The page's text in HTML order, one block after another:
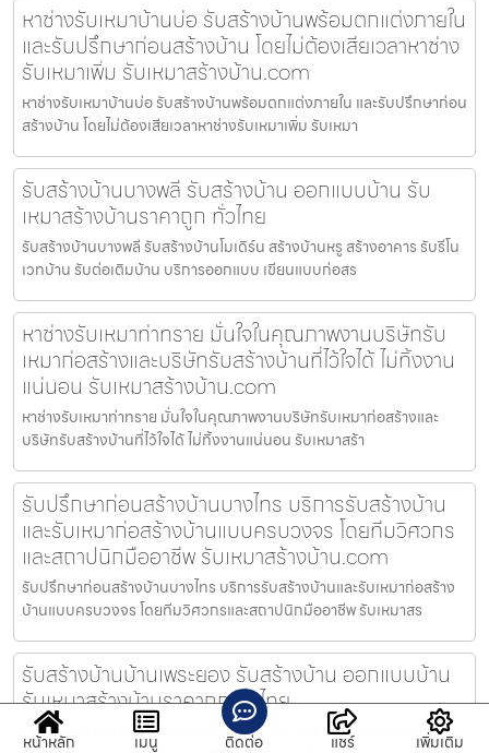
หาช่างรับเหมาบ้านบ่อ รับสร้างบ้านพร้อมตกแต่งภายใน
และรับปรึกษาก่อนสร้างบ้าน โดยไม่ต้องเสียเวลาหาช่าง
รับเหมาเพิ่ม รับเหมาสร้างบ้าน.com
หาช่างรับเหมาบ้านบ่อ รับสร้างบ้านพร้อมตกแต่งภายใน และรับปรึกษาก่อน
สร้างบ้าน โดยไม่ต้องเสียเวลาหาช่างรับเหมาเพิ่ม รับเหมา
รับสร้างบ้านบางพลี รับสร้างบ้าน ออกแบบบ้าน รับ
เหมาสร้างบ้านราคาถูก ทั่วไทย
รับสร้างบ้านบางพลี รับสร้างบ้านโมเดิร์น สร้างบ้านหรู สร้างอาคาร รับรีโน
เวทบ้าน รับต่อเติมบ้าน บริการออกแบบ เขียนแบบก่อสร
หาช่างรับเหมาท่าทราย มั่นใจในคุณภาพงานบริษัทรับ
เหมาก่อสร้างและบริษัทรับสร้างบ้านที่ไว้ใจได้ ไม่ทิ้งงาน
แน่นอน รับเหมาสร้างบ้าน.com
หาช่างรับเหมาท่าทราย มั่นใจในคุณภาพงานบริษัทรับเหมาก่อสร้างและ
บริษัทรับสร้างบ้านที่ไว้ใจได้ ไม่ทิ้งงานแน่นอน รับเหมาสร้า
รับปรึกษาก่อนสร้างบ้านบางไทร บริการรับสร้างบ้าน
และรับเหมาก่อสร้างบ้านแบบครบวงจร โดยทีมวิศวกร
และสถาปนิกมืออาชีพ รับเหมาสร้างบ้าน.com
รับปรึกษาก่อนสร้างบ้านบางไทร บริการรับสร้างบ้านและรับเหมาก่อสร้าง
บ้านแบบครบวงจร โดยทีมวิศวกรและสถาปนิกมืออาชีพ รับเหมาสร
รับสร้างบ้านบ้านเพระยอง รับสร้างบ้าน ออกแบบบ้าน
รับเหมาสร้างบ้านราคาถูก ทั่วไทย
รับสร้างบ้านบ้านเพระยอง รับสร้างบ้านโมเดิร์น สร้างบ้านหรู สร้างอาคาร
หน้าหลัก เมนู ติดต่อ แชร์ เพิ่มเติม